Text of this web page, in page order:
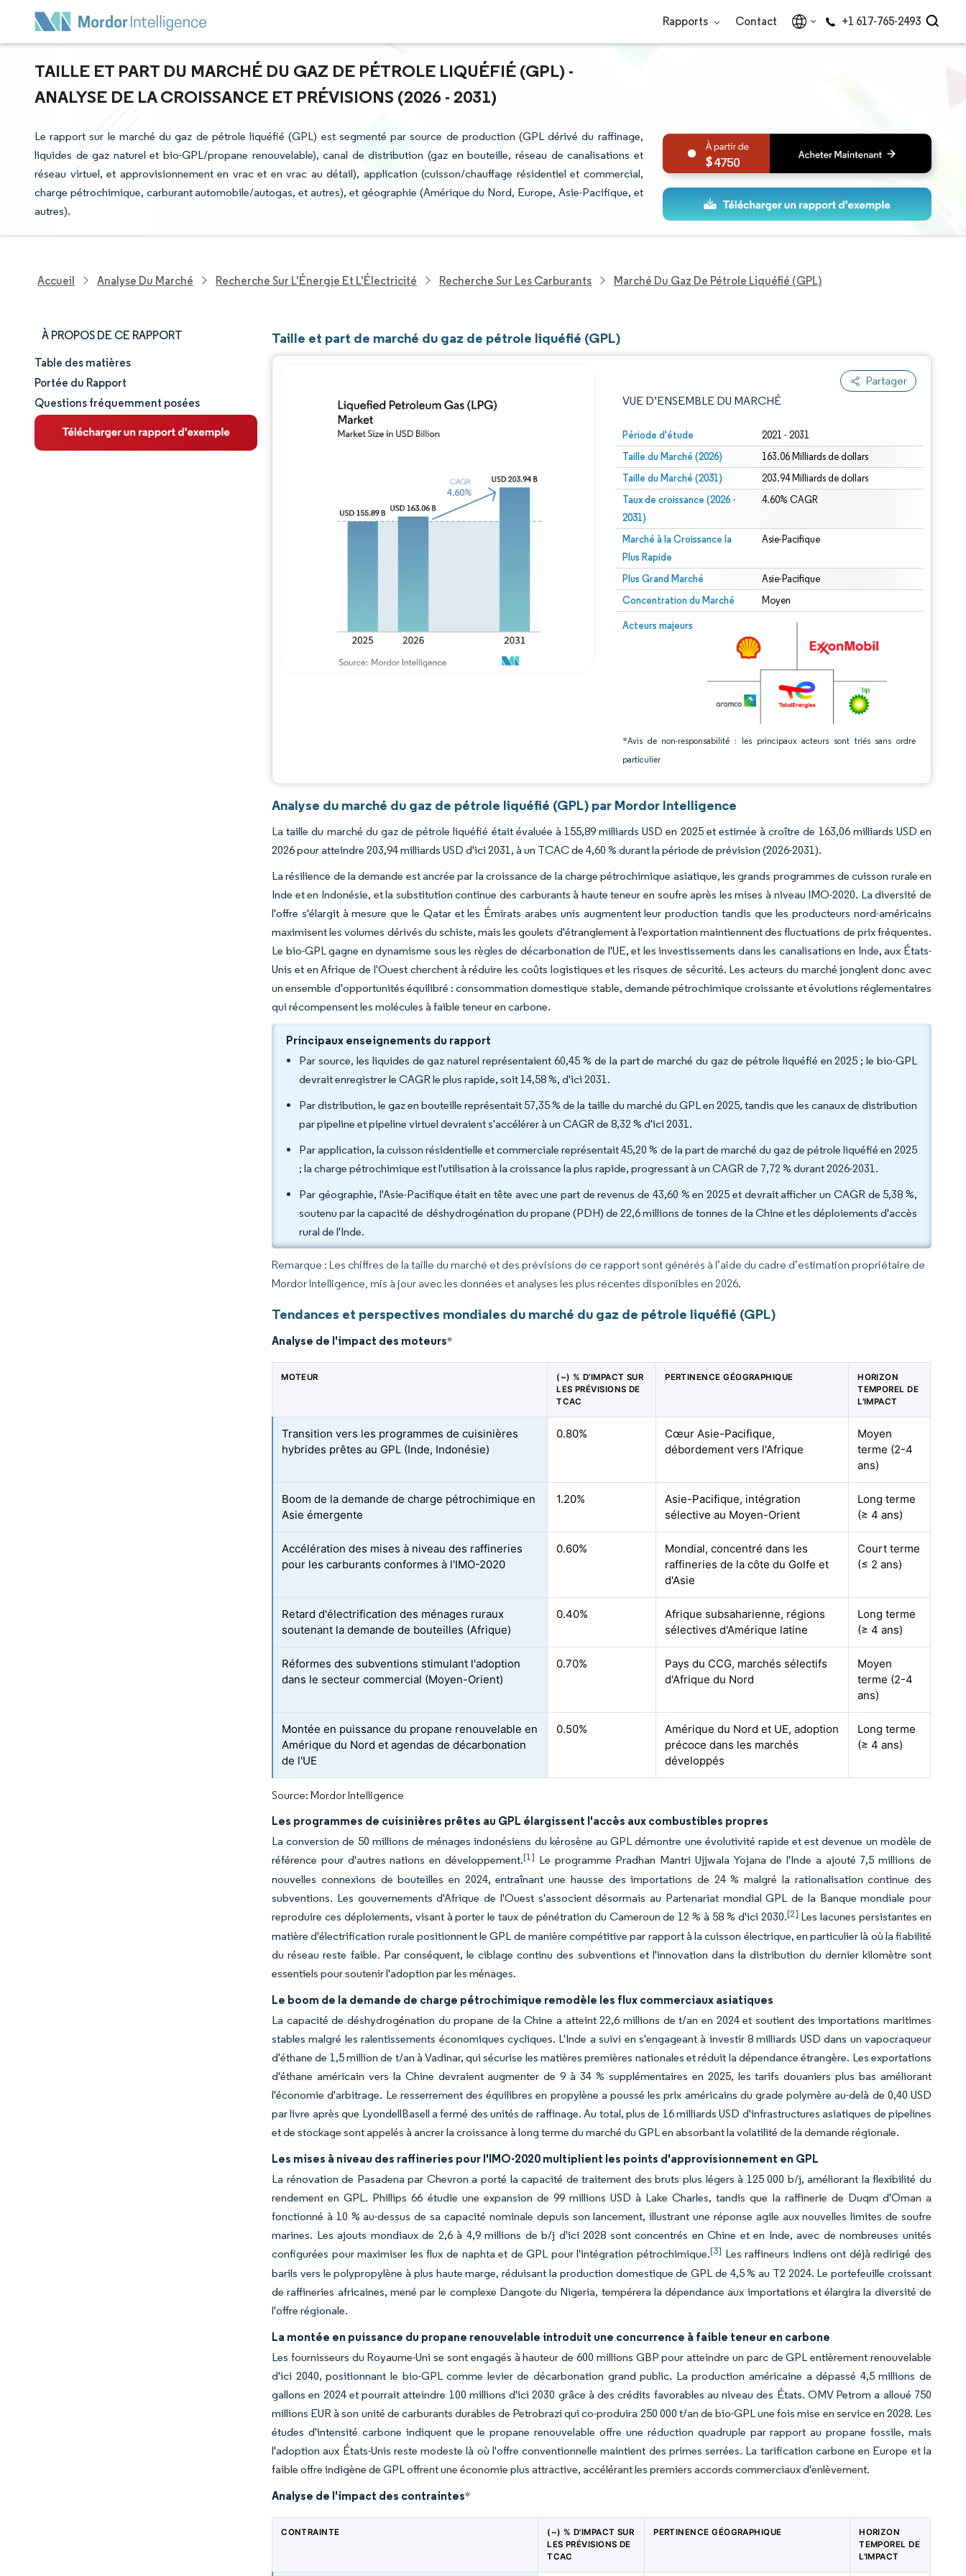
Rapports Contact +1 617-765-2493
TAILLE ET PART DU MARCHÉ DU GAZ DE PÉTROLE LIQUÉFIÉ (GPL) -
ANALYSE DE LA CROISSANCE ET PRÉVISIONS (2026 - 2031)
Le rapport sur le marché du gaz de pétrole liquéfié (GPL) est segmenté par source de production (GPL dérivé du raffinage,
liquides de gaz naturel et bio-GPL/propane renouvelable), canal de distribution (gaz en bouteille, réseau de canalisations et
réseau virtuel, et approvisionnement en vrac et en vrac au détail), application (cuisson/chauffage résidentiel et commercial,
charge pétrochimique, carburant automobile/autogas, et autres), et géographie (Amérique du Nord, Europe, Asie-Pacifique, et
autres).
4750
Accueil Analyse Du Marché Recherche Sur L'Énergie Et L'Électricité Recherche Sur Les Carburants Marché Du Gaz De Pétrole Liquéfié (GPL)
À PROPOS DE CE RAPPORT
Taille et part de marché
Analyse du marché
Tendances et perspectives
Table des matières
Portée du Rapport
Questions fréquemment posées
Taille et part de marché du gaz de pétrole liquéfié (GPL)
Partager
VUE D’ENSEMBLE DU MARCHÉ
Période d'étude 2021 - 2031
Taille du Marché (2026) 163.06 Milliards de dollars
Taille du Marché (2031) 203.94 Milliards de dollars
Taux de croissance (2026 -
2031)
4.60% CAGR
Marché à la Croissance la
Plus Rapide
Asie-Pacifique
Plus Grand Marché Asie-Pacifique
Concentration du Marché Moyen
Acteurs majeurs
*Avis de non-responsabilité : les principaux acteurs sont triés sans ordre
particulier
Image © Mordor Intelligence. La réutilisation nécessite une attribution sous CC BY 4.0.
Image © Mordor Intelligence. La réutilisation nécessite une attribution sous CC BY 4.0.
Analyse du marché du gaz de pétrole liquéfié (GPL) par Mordor Intelligence
La taille du marché du gaz de pétrole liquéfié était évaluée à 155,89 milliards USD en 2025 et estimée à croître de 163,06 milliards USD en
2026 pour atteindre 203,94 milliards USD d'ici 2031, à un TCAC de 4,60 % durant la période de prévision (2026-2031).
La résilience de la demande est ancrée par la croissance de la charge pétrochimique asiatique, les grands programmes de cuisson rurale en
Inde et en Indonésie, et la substitution continue des carburants à haute teneur en soufre après les mises à niveau IMO-2020. La diversité de
l'offre s'élargit à mesure que le Qatar et les Émirats arabes unis augmentent leur production tandis que les producteurs nord-américains
maximisent les volumes dérivés du schiste, mais les goulets d'étranglement à l'exportation maintiennent des fluctuations de prix fréquentes.
Le bio-GPL gagne en dynamisme sous les règles de décarbonation de l'UE, et les investissements dans les canalisations en Inde, aux États-
Unis et en Afrique de l'Ouest cherchent à réduire les coûts logistiques et les risques de sécurité. Les acteurs du marché jonglent donc avec
un ensemble d'opportunités équilibré : consommation domestique stable, demande pétrochimique croissante et évolutions réglementaires
qui récompensent les molécules à faible teneur en carbone.
Principaux enseignements du rapport
Par source, les liquides de gaz naturel représentaient 60,45 % de la part de marché du gaz de pétrole liquéfié en 2025 ; le bio-GPL
devrait enregistrer le CAGR le plus rapide, soit 14,58 %, d'ici 2031.
Par distribution, le gaz en bouteille représentait 57,35 % de la taille du marché du GPL en 2025, tandis que les canaux de distribution
par pipeline et pipeline virtuel devraient s'accélérer à un CAGR de 8,32 % d'ici 2031.
Par application, la cuisson résidentielle et commerciale représentait 45,20 % de la part de marché du gaz de pétrole liquéfié en 2025
; la charge pétrochimique est l'utilisation à la croissance la plus rapide, progressant à un CAGR de 7,72 % durant 2026-2031.
Par géographie, l'Asie-Pacifique était en tête avec une part de revenus de 43,60 % en 2025 et devrait afficher un CAGR de 5,38 %,
soutenu par la capacité de déshydrogénation du propane (PDH) de 22,6 millions de tonnes de la Chine et les déploiements d'accès
rural de l'Inde.
Remarque : Les chiffres de la taille du marché et des prévisions de ce rapport sont générés à l’aide du cadre d’estimation propriétaire de
Mordor Intelligence, mis à jour avec les données et analyses les plus récentes disponibles en 2026.
Tendances et perspectives mondiales du marché du gaz de pétrole liquéfié (GPL)
Analyse de l'impact des moteurs*
MOTEUR
(~) % D'IMPACT SUR
LES PRÉVISIONS DE
TCAC
PERTINENCE GÉOGRAPHIQUE
HORIZON
TEMPOREL DE
L'IMPACT
Transition vers les programmes de cuisinières
hybrides prêtes au GPL (Inde, Indonésie)
0.80%
Cœur Asie-Pacifique,
débordement vers l'Afrique
Moyen
terme (2-4
ans)
Boom de la demande de charge pétrochimique en
Asie émergente
1.20%
Asie-Pacifique, intégration
sélective au Moyen-Orient
Long terme
(≥ 4 ans)
Accélération des mises à niveau des raffineries
pour les carburants conformes à l'IMO-2020
0.60%
Mondial, concentré dans les
raffineries de la côte du Golfe et
d'Asie
Court terme
(≤ 2 ans)
Retard d'électrification des ménages ruraux
soutenant la demande de bouteilles (Afrique)
0.40%
Afrique subsaharienne, régions
sélectives d'Amérique latine
Long terme
(≥ 4 ans)
Réformes des subventions stimulant l'adoption
dans le secteur commercial (Moyen-Orient)
0.70%
Pays du CCG, marchés sélectifs
d'Afrique du Nord
Moyen
terme (2-4
ans)
Montée en puissance du propane renouvelable en
Amérique du Nord et agendas de décarbonation
de l'UE
0.50%
Amérique du Nord et UE, adoption
précoce dans les marchés
développés
Long terme
(≥ 4 ans)
Source: Mordor Intelligence
Les programmes de cuisinières prêtes au GPL élargissent l'accès aux combustibles propres
La conversion de 50 millions de ménages indonésiens du kérosène au GPL démontre une évolutivité rapide et est devenue un modèle de
référence pour d'autres nations en développement.[1] Le programme Pradhan Mantri Ujjwala Yojana de l'Inde a ajouté 7,5 millions de
nouvelles connexions de bouteilles en 2024, entraînant une hausse des importations de 24 % malgré la rationalisation continue des
subventions. Les gouvernements d'Afrique de l'Ouest s'associent désormais au Partenariat mondial GPL de la Banque mondiale pour
reproduire ces déploiements, visant à porter le taux de pénétration du Cameroun de 12 % à 58 % d'ici 2030.[2] Les lacunes persistantes en
matière d'électrification rurale positionnent le GPL de manière compétitive par rapport à la cuisson électrique, en particulier là où la fiabilité
du réseau reste faible. Par conséquent, le ciblage continu des subventions et l'innovation dans la distribution du dernier kilomètre sont
essentiels pour soutenir l'adoption par les ménages.
Le boom de la demande de charge pétrochimique remodèle les flux commerciaux asiatiques
La capacité de déshydrogénation du propane de la Chine a atteint 22,6 millions de t/an en 2024 et soutient des importations maritimes
stables malgré les ralentissements économiques cycliques. L'Inde a suivi en s'engageant à investir 8 milliards USD dans un vapocraqueur
d'éthane de 1,5 million de t/an à Vadinar, qui sécurise les matières premières nationales et réduit la dépendance étrangère. Les exportations
d'éthane américain vers la Chine devraient augmenter de 9 à 34 % supplémentaires en 2025, les tarifs douaniers plus bas améliorant
l'économie d'arbitrage. Le resserrement des équilibres en propylène a poussé les prix américains du grade polymère au-delà de 0,40 USD
par livre après que LyondellBasell a fermé des unités de raffinage. Au total, plus de 16 milliards USD d'infrastructures asiatiques de pipelines
et de stockage sont appelés à ancrer la croissance à long terme du marché du GPL en absorbant la volatilité de la demande régionale.
Les mises à niveau des raffineries pour l'IMO-2020 multiplient les points d'approvisionnement en GPL
La rénovation de Pasadena par Chevron a porté la capacité de traitement des bruts plus légers à 125 000 b/j, améliorant la flexibilité du
rendement en GPL. Phillips 66 étudie une expansion de 99 millions USD à Lake Charles, tandis que la raffinerie de Duqm d'Oman a
fonctionné à 10 % au-dessus de sa capacité nominale depuis son lancement, illustrant une réponse agile aux nouvelles limites de soufre
marines. Les ajouts mondiaux de 2,6 à 4,9 millions de b/j d'ici 2028 sont concentrés en Chine et en Inde, avec de nombreuses unités
configurées pour maximiser les flux de naphta et de GPL pour l'intégration pétrochimique.[3] Les raffineurs indiens ont déjà redirigé des
barils vers le polypropylène à plus haute marge, réduisant la production domestique de GPL de 4,5 % au T2 2024. Le portefeuille croissant
de raffineries africaines, mené par le complexe Dangote du Nigeria, tempérera la dépendance aux importations et élargira la diversité de
l'offre régionale.
La montée en puissance du propane renouvelable introduit une concurrence à faible teneur en carbone
Les fournisseurs du Royaume-Uni se sont engagés à hauteur de 600 millions GBP pour atteindre un parc de GPL entièrement renouvelable
d'ici 2040, positionnant le bio-GPL comme levier de décarbonation grand public. La production américaine a dépassé 4,5 millions de
gallons en 2024 et pourrait atteindre 100 millions d'ici 2030 grâce à des crédits favorables au niveau des États. OMV Petrom a alloué 750
millions EUR à son unité de carburants durables de Petrobrazi qui co-produira 250 000 t/an de bio-GPL une fois mise en service en 2028. Les
études d'intensité carbone indiquent que le propane renouvelable offre une réduction quadruple par rapport au propane fossile, mais
l'adoption aux États-Unis reste modeste là où l'offre conventionnelle maintient des primes serrées. La tarification carbone en Europe et la
faible offre indigène de GPL offrent une économie plus attractive, accélérant les premiers accords commerciaux d'enlèvement.
Analyse de l'impact des contraintes*
CONTRAINTE
(~) % D'IMPACT SUR
LES PRÉVISIONS DE
TCAC
PERTINENCE GÉOGRAPHIQUE
HORIZON
TEMPOREL DE
L'IMPACT